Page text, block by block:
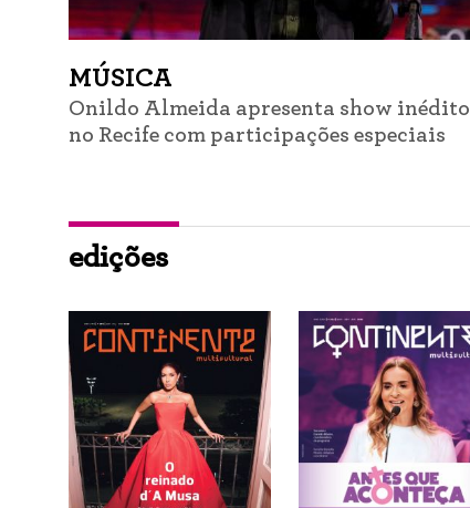
MÚSICA
Onildo Almeida apresenta show inédito
no Recife com participações especiais
edições